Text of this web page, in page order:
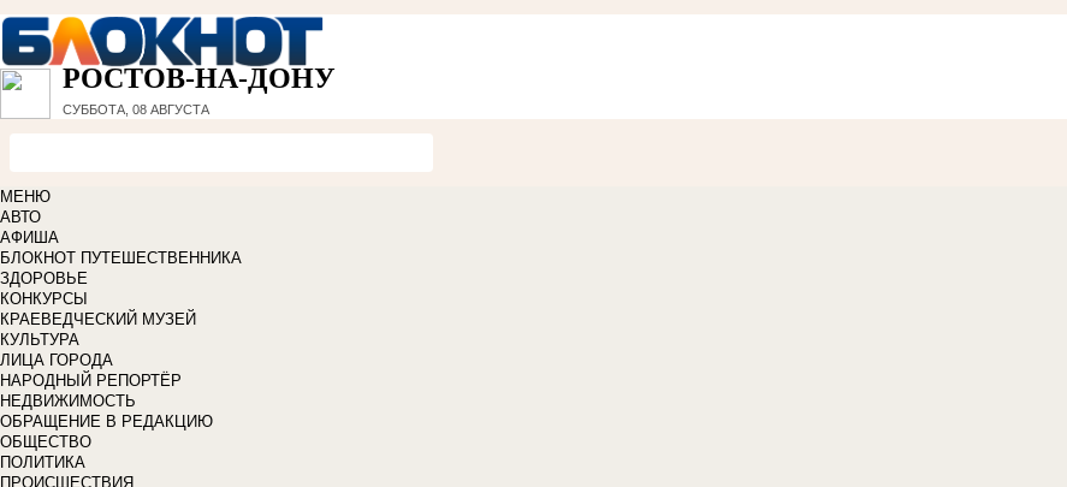
РОСТОВ-НА-ДОНУ
СУББОТА, 08 АВГУСТА
МЕНЮ
АВТО
АФИША
БЛОКНОТ ПУТЕШЕСТВЕННИКА
ЗДОРОВЬЕ
КОНКУРСЫ
КРАЕВЕДЧЕСКИЙ МУЗЕЙ
КУЛЬТУРА
ЛИЦА ГОРОДА
НАРОДНЫЙ РЕПОРТЁР
НЕДВИЖИМОСТЬ
ОБРАЩЕНИЕ В РЕДАКЦИЮ
ОБЩЕСТВО
ПОЛИТИКА
ПРОИСШЕСТВИЯ